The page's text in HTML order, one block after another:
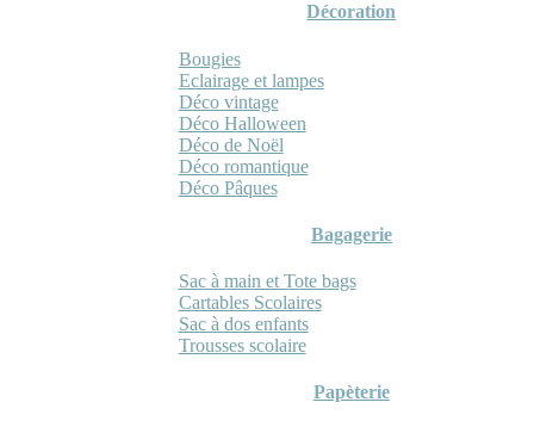
Décoration
Bougies
Eclairage et lampes
Déco vintage
Déco Halloween
Déco de Noël
Déco romantique
Déco Pâques
Bagagerie
Sac à main et Tote bags
Cartables Scolaires
Sac à dos enfants
Trousses scolaire
Papèterie